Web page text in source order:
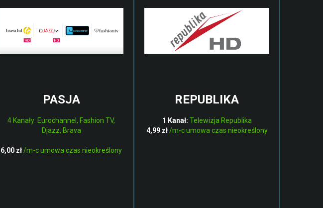
PASJA
4 Kanały: Eurochannel, Fashion TV,
Djazz, Brava
6,00 zł/m-c umowa czas nieokreślony
REPUBLIKA
1 Kanał: Telewizja Republika
4,99 zł/m-c umowa czas nieokreślony